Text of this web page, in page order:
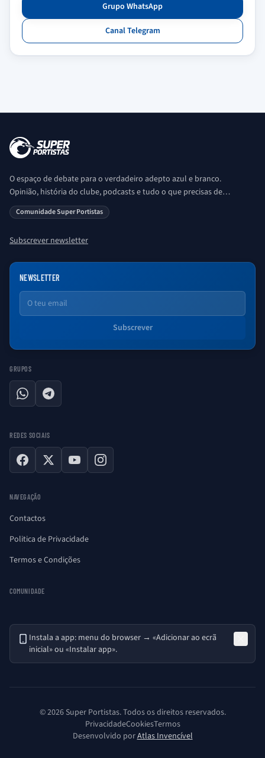
Grupo WhatsApp
Canal Telegram
O espaço de debate para o verdadeiro adepto azul e branco.
Opinião, história do clube, podcasts e tudo o que precisas de
saber sobre o universo Porto. Ser Porto é aqui!
Comunidade Super Portistas
Subscrever newsletter
NEWSLETTER
Email
Subscrever
GRUPOS
WhatsAppTelegram
REDES SOCIAIS
Facebook
X YouTubeInstagram
NAVEGAÇÃO
Contactos
Politica de Privacidade
Termos e Condições
COMUNIDADE
Instala a app: menu do browser → «Adicionar ao ecrã
inicial» ou «Instalar app».
© 2026 Super Portistas. Todos os direitos reservados.
PrivacidadeCookiesTermos
Desenvolvido porAtlas Invencível